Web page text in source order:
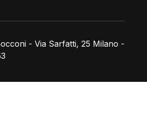
- Via Sarfatti, 25 Milano -